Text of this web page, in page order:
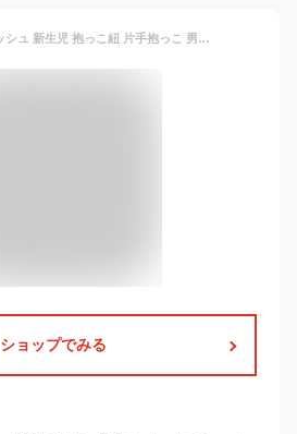
ベビースリング メッシュ 新生児 抱っこ紐 片手抱っこ 男女兼用 スリング コンパクト 折りたたみ 斜めがけ 蒸れない 軽量 軽い 幼児 ベビ
ショップでみる